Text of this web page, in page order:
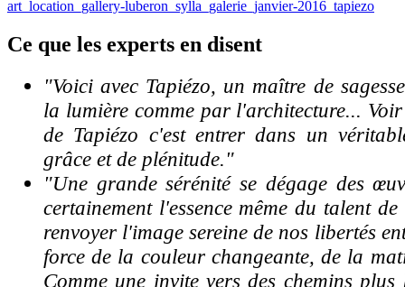
Ce que les experts en disent
"Voici avec Tapiézo, un maître de
la lumière comme par l'architecture...
de Tapiézo c'est entrer dans un
grâce et de plénitude."
"Une grande sérénité se dégage des
certainement l'essence même du talent
renvoyer l'image sereine de nos libertés
force de la couleur changeante, de la
Comme une invite vers des chemins plus